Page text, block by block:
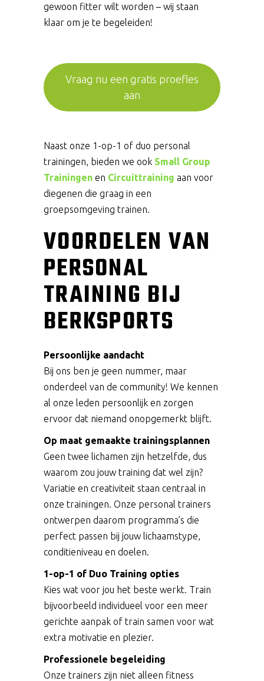
gewoon fitter wilt worden – wij staan
klaar om je te begeleiden!
Vraag nu een gratis proefles
aan
Naast onze 1-op-1 of duo personal
trainingen, bieden we ook Small Group
Trainingen en Circuittraining aan voor
diegenen die graag in een
groepsomgeving trainen.
VOORDELEN VAN
PERSONAL
TRAINING BIJ
BERKSPORTS
Persoonlijke aandacht
Bij ons ben je geen nummer, maar
onderdeel van de community! We kennen
al onze leden persoonlijk en zorgen
ervoor dat niemand onopgemerkt blijft.
Op maat gemaakte trainingsplannen
Geen twee lichamen zijn hetzelfde, dus
waarom zou jouw training dat wel zijn?
Variatie en creativiteit staan centraal in
onze trainingen. Onze personal trainers
ontwerpen daarom programma’s die
perfect passen bij jouw lichaamstype,
conditieniveau en doelen.
1-op-1 of Duo Training opties
Kies wat voor jou het beste werkt. Train
bijvoorbeeld individueel voor een meer
gerichte aanpak of train samen voor wat
extra motivatie en plezier.
Professionele begeleiding
Onze trainers zijn niet alleen fitness